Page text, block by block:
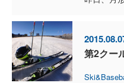
第2クー